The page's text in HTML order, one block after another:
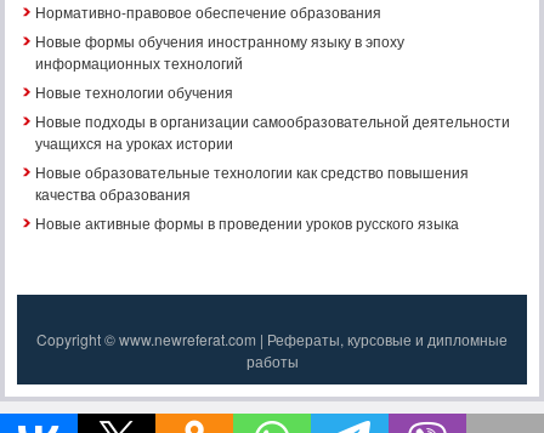
Нормативно-правовое обеспечение образования
Новые формы обучения иностранному языку в эпоху
информационных технологий
Новые технологии обучения
Новые подходы в организации самообразовательной деятельности
учащихся на уроках истории
Новые образовательные технологии как средство повышения
качества образования
Новые активные формы в проведении уроков русского языка
Copyright © www.newreferat.com | Рефераты, курсовые и дипломные
работы